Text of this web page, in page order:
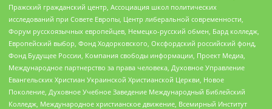
Пражский гражданский центр, Ассоциация школ политических
исследований при Совете Европы, Центр либеральной современности,
Форум русскоязычных европейцев, Немецко-русский обмен, Бард колледж,
Европейский выбор, Фонд Ходорковского, Оксфордский российский фонд,
Фонд Будущее России, Компания свободы информации, Проект Медиа,
Международное партнерство за права человека, Духовное Управление
Евангельских Христиан Украинской Христианской Церкви, Новое
Поколение, Духовное Учебное Заведение Международный Библейский
Колледж, Международное христианское движение, Всемирный Институт